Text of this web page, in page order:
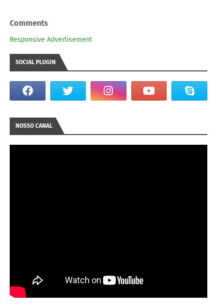
Comments
Responsive Advertisement
SOCIAL PLUGIN
NOSSO CANAL